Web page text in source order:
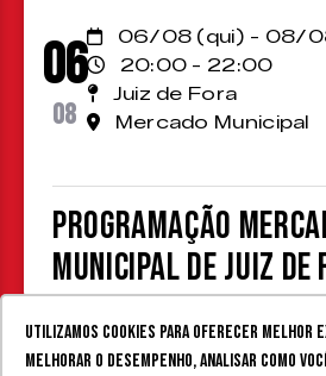
Utilizamos cookies para oferecer melhor
melhorar o desempenho, analisar como
06
08
06/08 (qui) - 08/
20:00 - 22:00
Juiz de Fora
Mercado Municipal
Programação
Municipal de Juiz de